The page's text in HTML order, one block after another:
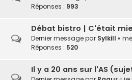
Réponses : 993
Débat bistro | C'était
Dernier message par Sylkill «
Réponses : 520
Il y a 20 ans sur l'AS